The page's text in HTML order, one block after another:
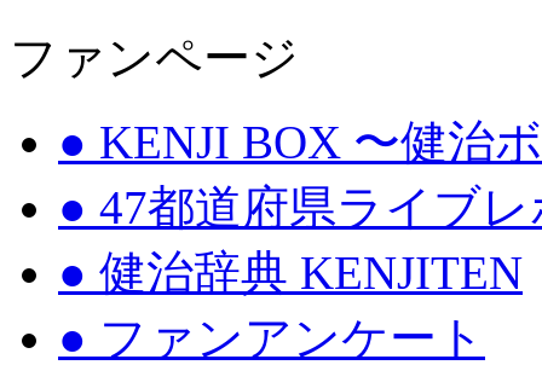
ファンページ
● KENJI BOX 〜健治
● 47都道府県ライブ
● 健治辞典 KENJITEN
● ファンアンケート